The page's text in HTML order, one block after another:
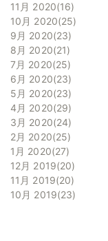
11月 2020 16
10月 2020 25
9月 2020 23
8月 2020 21
7月 2020 25
6月 2020 23
5月 2020 23
4月 2020 29
3月 2020 24
2月 2020 25
1月 2020 27
12月 2019 20
11月 2019 20
10月 2019 23